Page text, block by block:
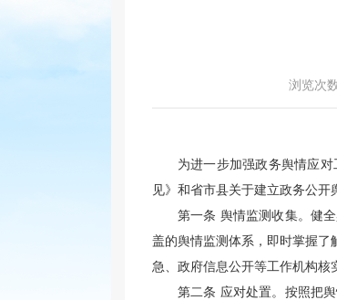
浏览次
为进一步加强政务舆情应
见》和省市县关于建立政务公开
第一条 舆情监测收集。健
盖的舆情监测体系，即时掌握
急、政府信息公开等工作机构核
第二条 应对处置。按照把